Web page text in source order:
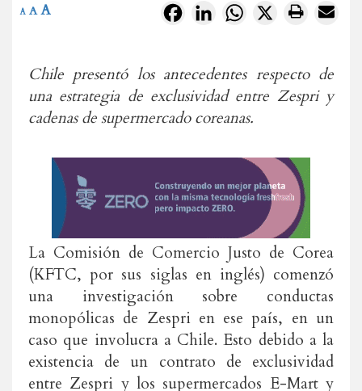
FacebookLinkedInWhatsApp
X
A A A
Chile presentó los antecedentes respecto de
una estrategia de exclusividad entre Zespri y
cadenas de supermercado coreanas.
La Comisión de Comercio Justo de Corea
(KFTC, por sus siglas en inglés) comenzó
una investigación sobre conductas
monopólicas de Zespri en ese país, en un
caso que involucra a Chile. Esto debido a la
existencia de un contrato de exclusividad
entre Zespri y los supermercados E-Mart y